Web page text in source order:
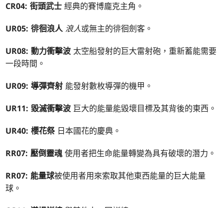
CR04: 街頭武士 經典的賽博龐克主角。
UR05: 徘徊浪人 浪人或無主的徘徊劍客。
UR08: 動力衝擊波 太空船發射的巨大雷射砲，重新蓄能需要
一段時間。
UR09: 導彈齊射 能發射數枚導彈的機甲。
UR11: 毀滅衝擊波 巨大的能量能毀壞目標及其背後的東西。
UR40: 櫻花祭日本國花的慶典。
RR07: 壓倒靈魂使用者把生命能量轉變為具有破壞的潛力。
RR07: 能量球被使用者用來索取其他東西能量的巨大能量
球。